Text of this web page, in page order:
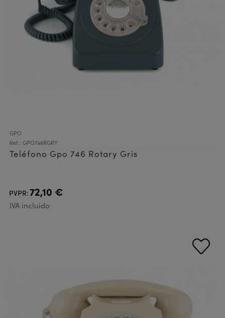
GPO
Ref.: GPO746RGRY
Teléfono Gpo 746 Rotary Gris
PVPR:72,10 €
IVA incluido